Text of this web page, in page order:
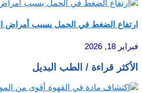
ارتفاع الضغط في الحمل يسبب أمراض
فبراير 18, 2026
الأكثر قراءة / الطب البديل